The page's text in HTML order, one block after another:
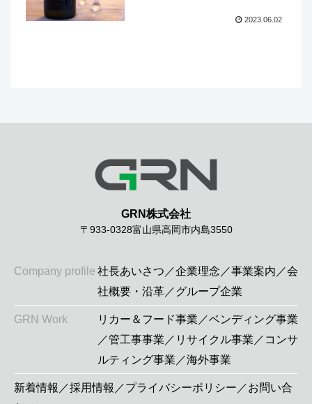
リカー＆フード事業 管工事事業
企業理念 事業案内 会社概要・沿革
グループ企業
2023.06.02
GRN株式会社
〒933-0328富山県高岡市内島3550
Company profile 社長あいさつ ／企業理念 ／事業案内 ／会
社概要・沿革 ／グループ企業
GRN Work リカー＆フード事業 ／ベンディング事業
／管工事事業 ／ リサイクル事業 ／ コンサ
ルティング事業 ／海外事業
新着情報 ／採用情報 ／プライバシーポリシー ／お問い合